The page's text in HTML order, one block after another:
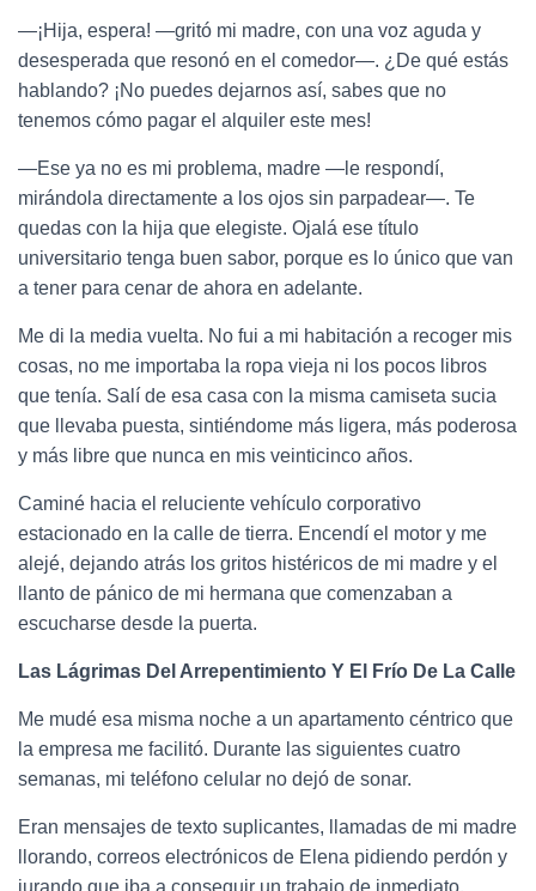
—¡Hija, espera! —gritó mi madre, con una voz aguda y
desesperada que resonó en el comedor—. ¿De qué estás
hablando? ¡No puedes dejarnos así, sabes que no
tenemos cómo pagar el alquiler este mes!
—Ese ya no es mi problema, madre —le respondí,
mirándola directamente a los ojos sin parpadear—. Te
quedas con la hija que elegiste. Ojalá ese título
universitario tenga buen sabor, porque es lo único que van
a tener para cenar de ahora en adelante.
Me di la media vuelta. No fui a mi habitación a recoger mis
cosas, no me importaba la ropa vieja ni los pocos libros
que tenía. Salí de esa casa con la misma camiseta sucia
que llevaba puesta, sintiéndome más ligera, más poderosa
y más libre que nunca en mis veinticinco años.
Caminé hacia el reluciente vehículo corporativo
estacionado en la calle de tierra. Encendí el motor y me
alejé, dejando atrás los gritos histéricos de mi madre y el
llanto de pánico de mi hermana que comenzaban a
escucharse desde la puerta.
Las Lágrimas Del Arrepentimiento Y El Frío De La Calle
Me mudé esa misma noche a un apartamento céntrico que
la empresa me facilitó. Durante las siguientes cuatro
semanas, mi teléfono celular no dejó de sonar.
Eran mensajes de texto suplicantes, llamadas de mi madre
llorando, correos electrónicos de Elena pidiendo perdón y
jurando que iba a conseguir un trabajo de inmediato.